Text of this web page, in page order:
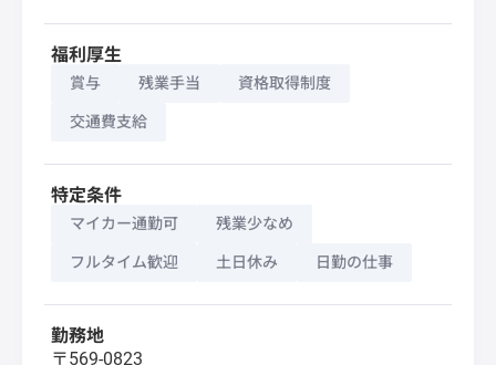
福利厚生
賞与 残業手当 資格取得制度
交通費支給
特定条件
マイカー通勤可 残業少なめ
フルタイム歓迎 土日休み 日勤の仕事
勤務地
〒569-0823